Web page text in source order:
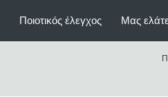
Ποιοτικός έλεγχος Μας